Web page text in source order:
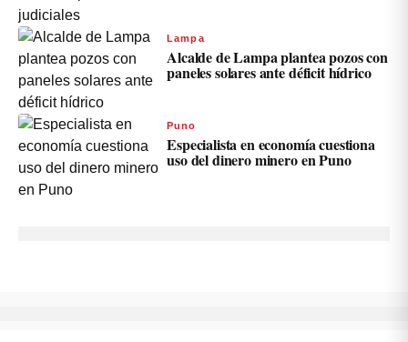
Lampa
Alcalde de Lampa plantea pozos con
paneles solares ante déficit hídrico
Puno
Especialista en economía cuestiona
uso del dinero minero en Puno